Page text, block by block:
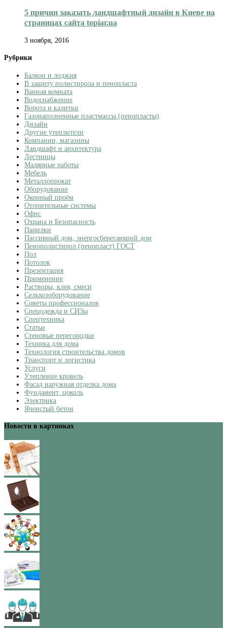
5 причин заказать ландшафтный дизайн в Киеве на
страницах сайта topiar.ua
3 ноября, 2016
Рубрики
Балкон и лоджия
В защиту полистирола и пенопласта
Ванная комната
Водоснабжение
Ворота и калитки
Газонаполненные пластмассы (пенопласты)
Дизайн
Другие утеплители
Компании, магазины
Ландшафт и архитектура
Лестницы
Малярные работы
Мебель
Металлопрокат
Оборудование
Оконный проём
Отопительные системы
Офис
Охрана и Безопасность
Парилки
Пассивный дом, энергосберегающий дом
Пенополистирол (пенопласт) ГОСТ
Пол
Потолок
Презентация
Применение
Растворы, клея, смеси
Сельхозоборудование
Советы профессионалов
Спецодежда и СИЗы
Спецтехника
Статьи
Стеновые перегородки
Техника для дома
Технология строительства домов
Транспорт и логистика
Услуги
Утепление кровель
Фасад наружная отделка дома
Фундамент, цоколь
Электрика
Ячеистый бетон
Новости в картинках